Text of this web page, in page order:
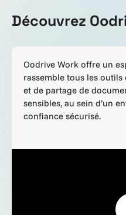
Découvrez
Oodrive Work offre un
rassemble tous les
et de partage de
sensibles, au sein d’un
confiance sécurisé.